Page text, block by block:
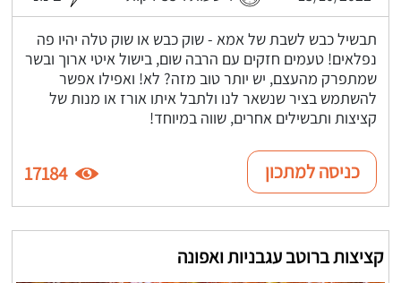
תבשיל כבש לשבת של אמא - שוק כבש או שוק טלה יהיו פה
נפלאים! טעמים חזקים עם הרבה שום, בישול איטי ארוך ובשר
שמתפרק מהעצם, יש יותר טוב מזה? לא! ואפילו אפשר
להשתמש בציר שנשאר לנו ולתבל איתו אורז או מנות של
קציצות ותבשילים אחרים, שווה במיוחד!
כניסה למתכון 17184
קציצות ברוטב עגבניות ואפונה